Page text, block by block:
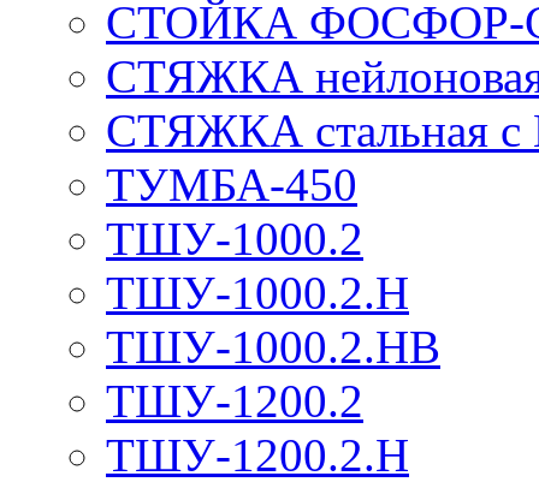
СТОЙКА ФОСФОР-
СТЯЖКА нейлоновая
СТЯЖКА стальная
ТУМБА-450
ТШУ-1000.2
ТШУ-1000.2.Н
ТШУ-1000.2.НВ
ТШУ-1200.2
ТШУ-1200.2.Н